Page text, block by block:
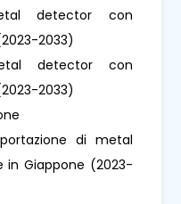
detector con
2033)
detector con
2033)
di metal
Giappone (2023-